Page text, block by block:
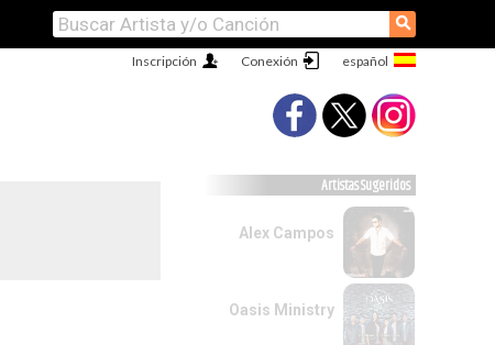
⚲
Conexión
Inscripción
Artistas Sugeridos
Alex Campos
Oasis Ministry